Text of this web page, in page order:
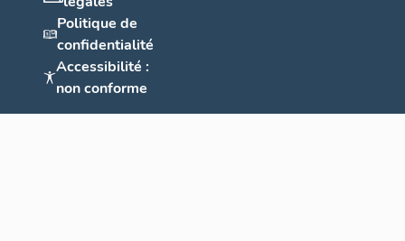
Politique de
confidentialité
Accessibilité :
non conforme